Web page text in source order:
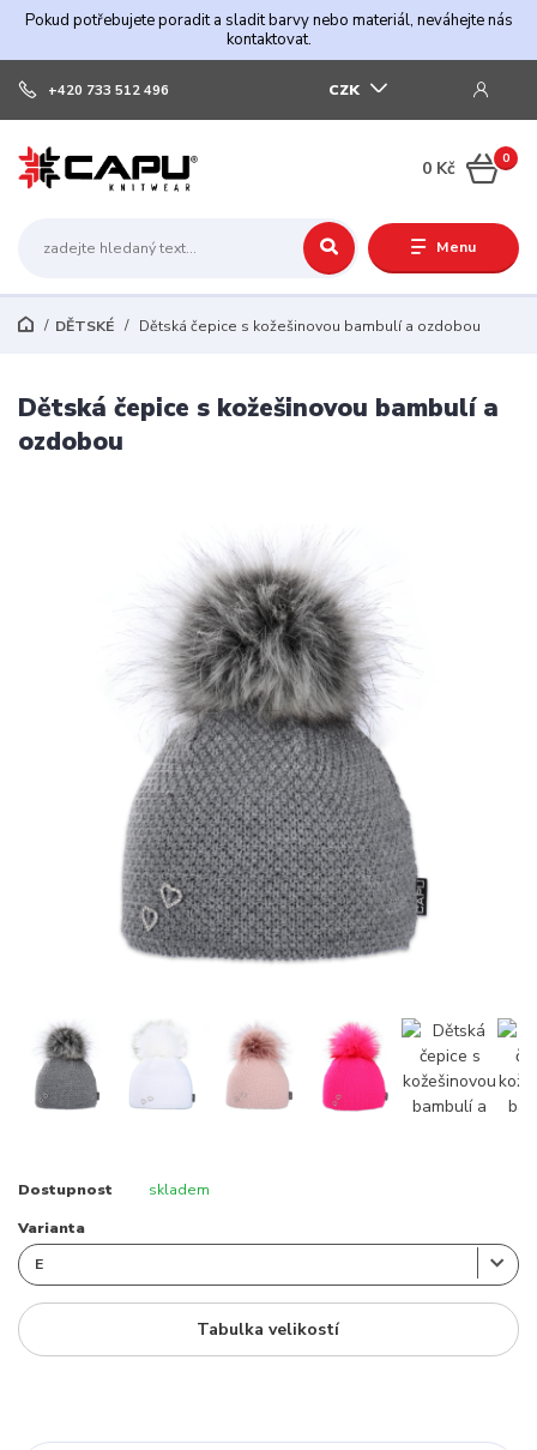
Pokud potřebujete poradit a sladit barvy nebo materiál, neváhejte nás
kontaktovat.
Menu
CZK
+420 733 512 496
0
0 Kč
DĚTSKÉ Dětská čepice s kožešinovou bambulí a ozdobou
Dětská čepice s kožešinovou bambulí a
ozdobou
Dostupnost skladem
Varianta
Tabulka velikostí